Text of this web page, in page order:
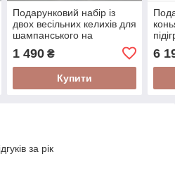
Подарунковий набір із
двох весільних келихів для
шампанського на
ніжці "Метелик" об'єм 200
мл
1 490₴
Купити
6
за рік